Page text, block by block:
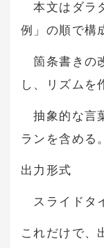
本文はダラ
例」の順で構
箇条書きの
し、リズムを
抽象的な言
ランを含める。
出力形式
スライドタ
これだけで、